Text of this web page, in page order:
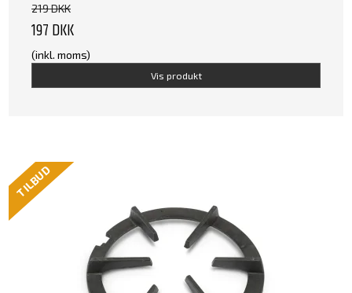
219 DKK
197 DKK
(inkl. moms)
Vis produkt
TILBUD